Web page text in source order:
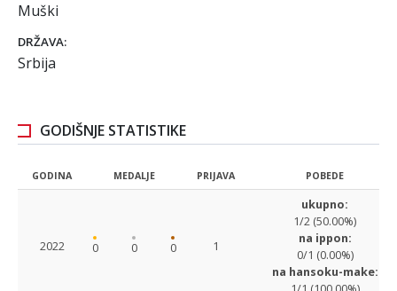
Muški
DRŽAVA:
Srbija
GODIŠNJE STATISTIKE
GODINA MEDALJE PRIJAVA POBEDE
2022 0 0 0 1
ukupno:
1/2 (50.00%)
na ippon:
0/1 (0.00%)
na hansoku-make: